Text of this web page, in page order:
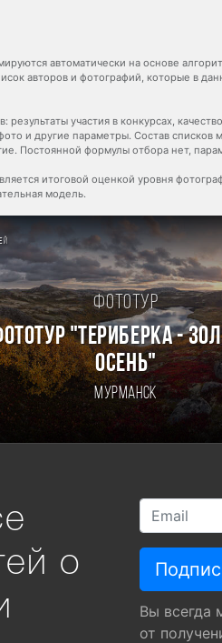
автоматически на основе
авторов и фотографий, которые в
результаты участия в конкурсах,
и другие параметры. Состав
Постоянной формулы отбора нет,
итоговой оценкой уровня
модель.
Фототур
"ТЕРИБЕРКА -
ОСЕНЬ"
Мурманск
о
Вы всегда
от